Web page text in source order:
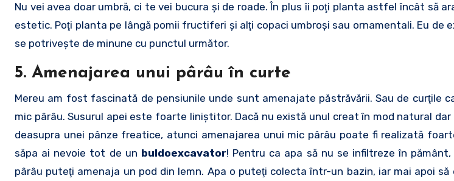
Nu vei avea doar umbră, ci te vei bucura şi de roade. În plus îi poţi planta astfel încât să
estetic. Poţi planta pe lângă pomii fructiferi şi alţi copaci umbroşi sau ornamentali. Eu de
se potriveşte de minune cu punctul următor.
5. Amenajarea unui pârâu în curte
Mereu am fost fascinată de pensiunile unde sunt amenajate păstrăvării. Sau de curţile
mic pârâu. Susurul apei este foarte liniştitor. Dacă nu există unul creat în mod natural
deasupra unei pânze freatice, atunci amenajarea unui mic pârâu poate fi realizată
săpa ai nevoie tot de un buldoexcavator! Pentru ca apa să nu se infiltreze în
pârâu puteţi amenaja un pod din lemn. Apa o puteţi colecta într-un bazin, iar mai apoi